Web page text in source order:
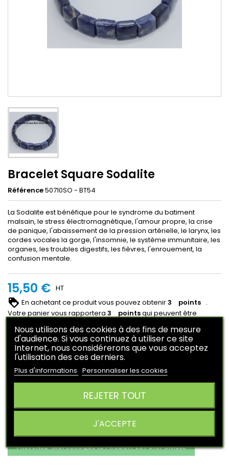
Bracelet Square Sodalite
Référence50710SO - BT54
La Sodalite est bénéfique pour le syndrome du batiment
malsain, le stress électromagnétique, l'amour propre, la crise
de panique, l'abaissement de la pression artérielle, le larynx, les
cordes vocales la gorge, l'insomnie, le système immunitaire, les
organes, les troubles digestifs, les fièvres, l'enrouement, la
confusion mentale.
15,50 € HT
En achetant ce produit vous pouvez obtenir3 points .
Votre panier vous rapportera 3 pointsqui peuvent être
Quantité  Ajouter au panier

« J’accepte la collecte et le traitement de mon adresse e-
PRÉVENEZ-MOI LORSQUE LE PRODUIT EST DISPONIBLE
Nous utilisons des cookies à des fins de mesure
d'audience. Si vous continuez à utiliser ce site
Internet, nous considérerons que vous acceptez
l'utilisation des ces derniers.
Plus d'informations Personnaliser les cookies
REJETER TOUT
J'ACCEPTE